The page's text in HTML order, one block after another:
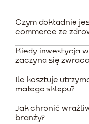
Czym dokładnie
commerce ze
To wykorzystanie
kontaktów na
automatycznie ratuje
preparatu.
Kiedy inwestycja
zaczyna się
Poprawnie
pierwszym miesiącu
wdrożenia osiągany
Ile kosztuje
małego sklepu?
Podstawowe plany
Jak chronić
branży?